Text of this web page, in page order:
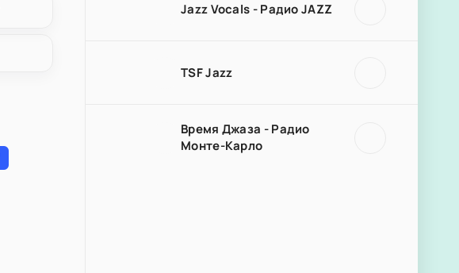
Jazz Vocals - Радио JAZZ
TSF Jazz
Время Джаза - Радио
Монте-Карло